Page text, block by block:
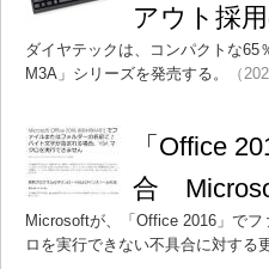
アウト採
ダイヤテックは、コンパクトな
M3A」シリーズを発売する。
（
「Office
合
Microsoftが、「Office 2016」で
ロを実行できない不具合に対する